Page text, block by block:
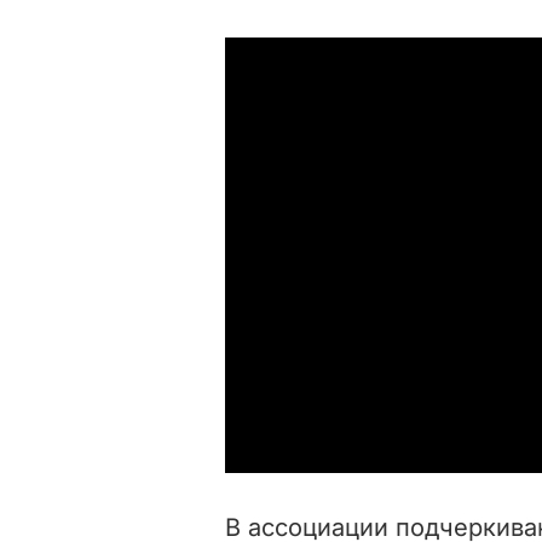
В ассоциации